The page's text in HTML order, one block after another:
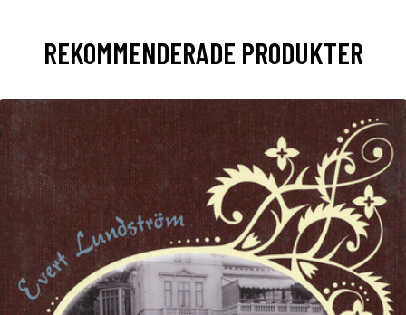
REKOMMENDERADE PRODUKTER